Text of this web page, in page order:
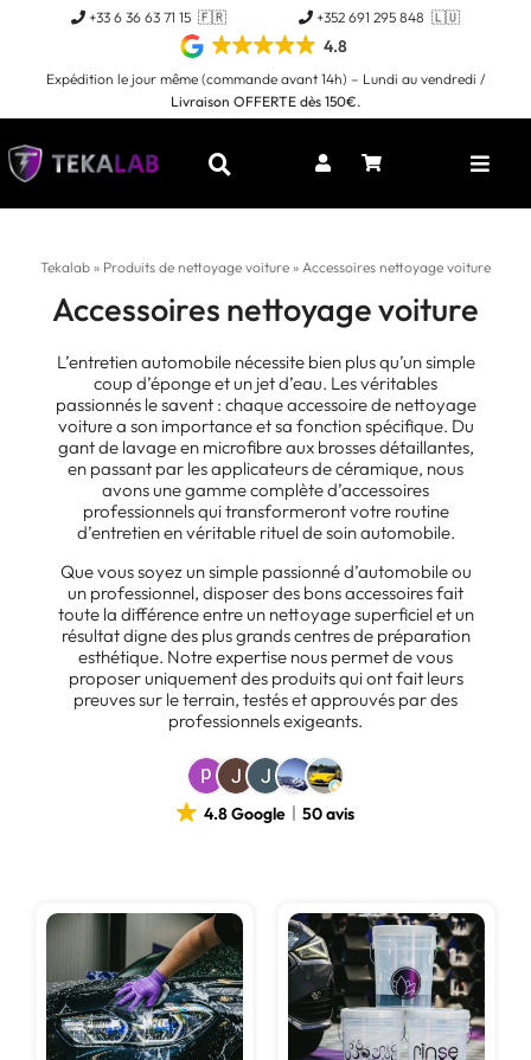
contenu
+33 6 36 63 71 15 🇫🇷 +352 691 295 848 🇱🇺
4.8
Expédition le jour même (commande avant 14h) – Lundi au vendredi /
Livraison OFFERTE dès 150€.
Toggle
Tekalab » Produits de nettoyage voiture » Accessoires nettoyage voiture
Accessoires nettoyage voiture
L’entretien automobile nécessite bien plus qu’un simple
coup d’éponge et un jet d’eau. Les véritables
passionnés le savent : chaque accessoire de nettoyage
voiture a son importance et sa fonction spécifique. Du
gant de lavage en microfibre aux brosses détaillantes,
en passant par les applicateurs de céramique, nous
avons une gamme complète d’accessoires
professionnels qui transformeront votre routine
d’entretien en véritable rituel de soin automobile.
Que vous soyez un simple passionné d’automobile ou
un professionnel, disposer des bons accessoires fait
toute la différence entre un nettoyage superficiel et un
résultat digne des plus grands centres de préparation
esthétique. Notre expertise nous permet de vous
proposer uniquement des produits qui ont fait leurs
preuves sur le terrain, testés et approuvés par des
professionnels exigeants.
4.8 Google 50 avis